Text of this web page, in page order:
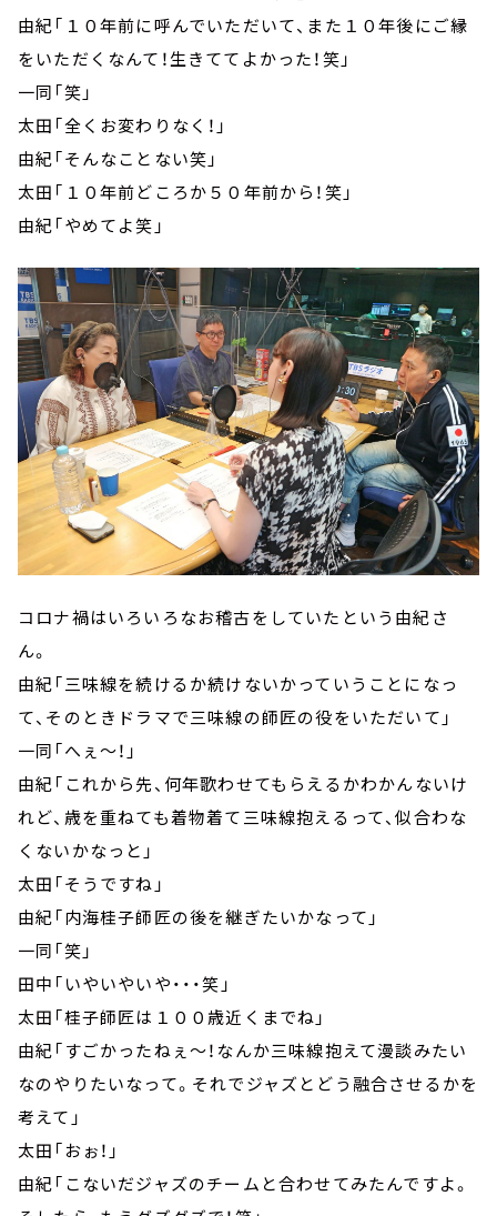
由紀「１０年前に呼んでいただいて、また１０年後にご縁
をいただくなんて！生きててよかった！笑」
一同「笑」
太田「全くお変わりなく！」
由紀「そんなことない笑」
太田「１０年前どころか５０年前から！笑」
由紀「やめてよ笑」
コロナ禍はいろいろなお稽古をしていたという由紀さ
ん。
由紀「三味線を続けるか続けないかっていうことになっ
て、そのときドラマで三味線の師匠の役をいただいて」
一同「へぇ～！」
由紀「これから先、何年歌わせてもらえるかわかんないけ
れど、歳を重ねても着物着て三味線抱えるって、似合わな
くないかなっと」
太田「そうですね」
由紀「内海桂子師匠の後を継ぎたいかなって」
一同「笑」
田中「いやいやいや・・・笑」
太田「桂子師匠は１００歳近くまでね」
由紀「すごかったねぇ～！なんか三味線抱えて漫談みたい
なのやりたいなって。それでジャズとどう融合させるかを
考えて」
太田「おぉ！」
由紀「こないだジャズのチームと合わせてみたんですよ。